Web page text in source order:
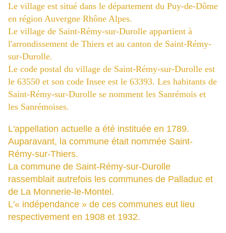
Le village est situé dans le département du Puy-de-Dôme
en région Auvergne Rhône Alpes.
Le village de Saint-Rémy-sur-Durolle appartient à
l'arrondissement de Thiers et au canton de Saint-Rémy-
sur-Durolle.
Le code postal du village de Saint-Rémy-sur-Durolle est
le 63550 et son code Insee est le 63393. Les habitants de
Saint-Rémy-sur-Durolle se nomment les Sanrémois et
les Sanrémoises.
L'appellation actuelle a été instituée en 1789.
Auparavant, la commune était nommée Saint-
Rémy-sur-Thiers.
La commune de Saint-Rémy-sur-Durolle
rassemblait autrefois les communes de Palladuc et
de La Monnerie-le-Montel.
L'« indépendance » de ces communes eut lieu
respectivement en 1908 et 1932.